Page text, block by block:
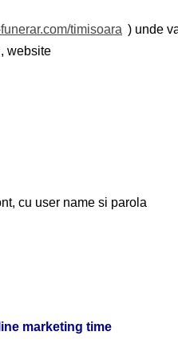
timisoara ) unde
website
cu user name si parola
marketing time